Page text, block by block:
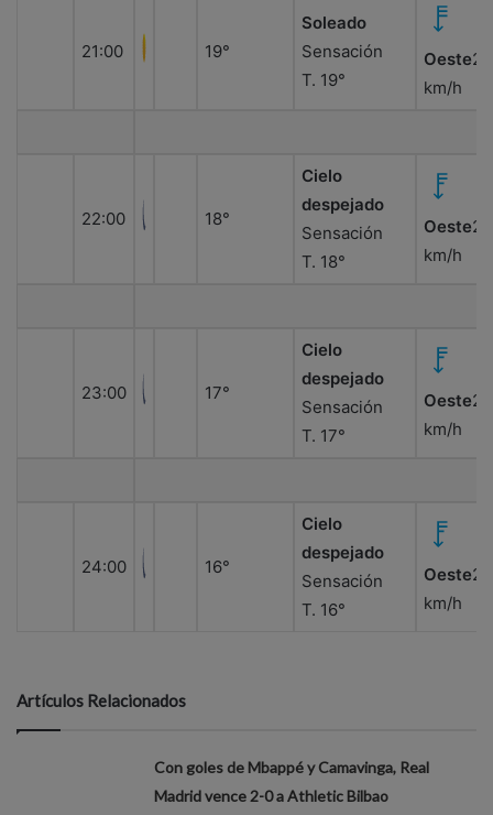
21:00 19°
Soleado
Sensación
T. 19°
Oeste
km/h
22:00 18°
Cielo
despejado
Sensación
T. 18°
Oeste
km/h
23:00 17°
Cielo
despejado
Sensación
T. 17°
Oeste
km/h
24:00 16°
Cielo
despejado
Sensación
T. 16°
Oeste
km/h
Artículos Relacionados
Con goles de Mbappé y Camavinga, Real
Madrid vence 2-0 a Athletic Bilbao